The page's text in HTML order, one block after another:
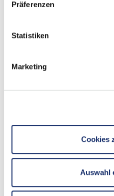
Präferenzen
Statistiken
Marketing
Cookies
Auswahl
ZURÜCK ZUR LISTE